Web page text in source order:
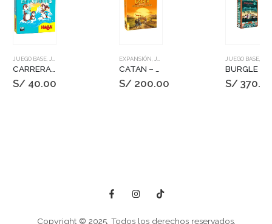
JUEGO BASE, JUEGOS DE MESA
CARRERA DE PINGUINOS
S/40.00
EXPANSIÓN JUEGOS DE MESA
S/200.00
JUEGO BASE,
S/
Copyright © 2025. Todos los derechos reservados.